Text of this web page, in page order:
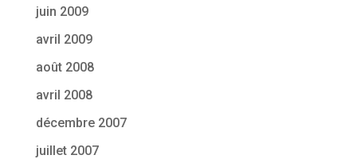
juin 2009
avril 2009
août 2008
avril 2008
décembre 2007
juillet 2007